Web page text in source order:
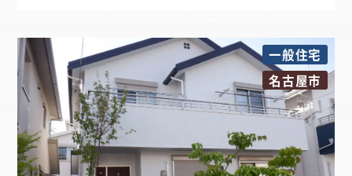
一般住宅
名古屋市